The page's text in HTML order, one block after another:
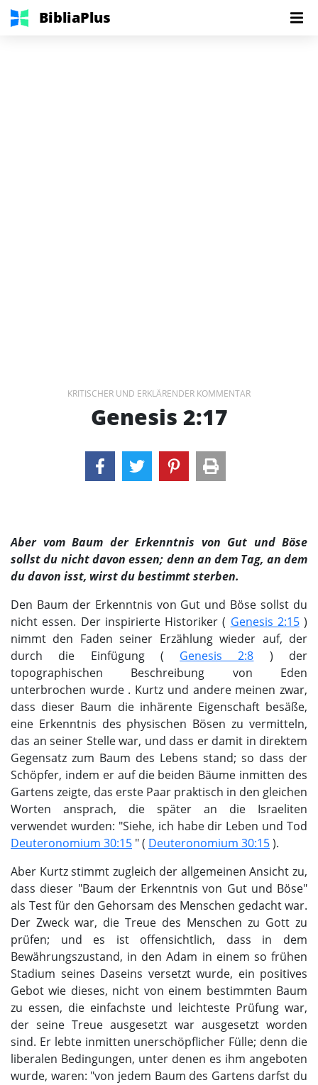
BibliaPlus
KRITISCHER UND ERKLÄRENDER KOMMENTAR
Genesis 2:17
Aber vom Baum der Erkenntnis von Gut und Böse
sollst du nicht davon essen; denn an dem Tag, an dem
du davon isst, wirst du bestimmt sterben.
Den Baum der Erkenntnis von Gut und Böse sollst du
nicht essen. Der inspirierte Historiker ( Genesis 2:15)
nimmt den Faden seiner Erzählung wieder auf, der
durch die Einfügung ( Genesis 2:8 ) der
topographischen Beschreibung von Eden
unterbrochen wurde . Kurtz und andere meinen zwar,
dass dieser Baum die inhärente Eigenschaft besäße,
eine Erkenntnis des physischen Bösen zu vermitteln,
das an seiner Stelle war, und dass er damit in direktem
Gegensatz zum Baum des Lebens stand; so dass der
Schöpfer, indem er auf die beiden Bäume inmitten des
Gartens zeigte, das erste Paar praktisch in den gleichen
Worten ansprach, die später an die Israeliten
verwendet wurden: "Siehe, ich habe dir Leben und Tod
Deuteronomium 30:15 " ( Deuteronomium 30:15).
Aber Kurtz stimmt zugleich der allgemeinen Ansicht zu,
dass dieser "Baum der Erkenntnis von Gut und Böse"
als Test für den Gehorsam des Menschen gedacht war.
Der Zweck war, die Treue des Menschen zu Gott zu
prüfen; und es ist offensichtlich, dass in dem
Bewährungszustand, in den Adam in einem so frühen
Stadium seines Daseins versetzt wurde, ein positives
Gebot wie dieses, nicht von einem bestimmten Baum
zu essen, die einfachste und leichteste Prüfung war,
der seine Treue ausgesetzt war ausgesetzt worden
sind. Er lebte inmitten unerschöpflicher Fülle; denn die
liberalen Bedingungen, unter denen es ihm angeboten
wurde, waren: "von jedem Baum des Gartens darfst du